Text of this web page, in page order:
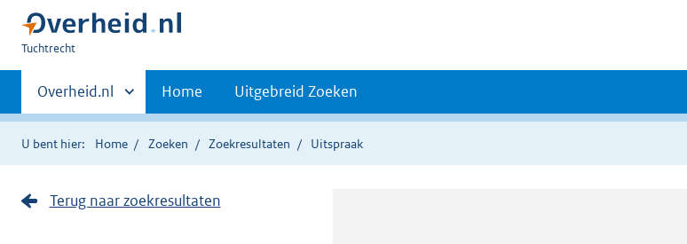
U
hier:
Tuchtrecht
Primaire
navigatie
Andere
sites
binnen
Overheid.nl Home Uitgebreid Zoeken
U bent hier: Home Zoeken Zoekresultaten Uitspraak
Terug naar zoekresultaten